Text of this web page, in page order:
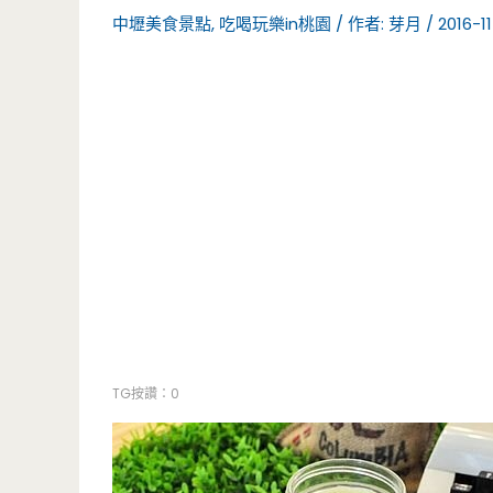
中壢美食景點, 吃喝玩樂in桃園 / 作者: 芽月 / 2016-
TG按讚：0